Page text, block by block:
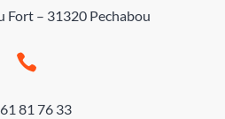
Fort – 31320 Pechabou

81 76 33